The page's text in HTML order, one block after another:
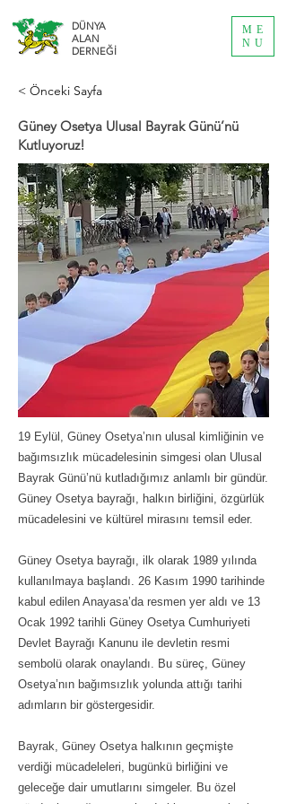
DÜNYA
ALAN
DERNEĞİ
ME
NU
< Önceki Sayfa
Güney Osetya Ulusal Bayrak Günü’nü
Kutluyoruz!
19 Eylül, Güney Osetya’nın ulusal kimliğinin ve
bağımsızlık mücadelesinin simgesi olan Ulusal
Bayrak Günü’nü kutladığımız anlamlı bir gündür.
Güney Osetya bayrağı, halkın birliğini, özgürlük
mücadelesini ve kültürel mirasını temsil eder.
Güney Osetya bayrağı, ilk olarak 1989 yılında
kullanılmaya başlandı. 26 Kasım 1990 tarihinde
kabul edilen Anayasa’da resmen yer aldı ve 13
Ocak 1992 tarihli Güney Osetya Cumhuriyeti
Devlet Bayrağı Kanunu ile devletin resmi
sembolü olarak onaylandı. Bu süreç, Güney
Osetya’nın bağımsızlık yolunda attığı tarihi
adımların bir göstergesidir.
Bayrak, Güney Osetya halkının geçmişte
verdiği mücadeleleri, bugünkü birliğini ve
geleceğe dair umutlarını simgeler. Bu özel